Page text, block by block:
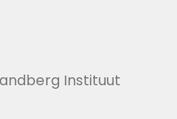
Instituut